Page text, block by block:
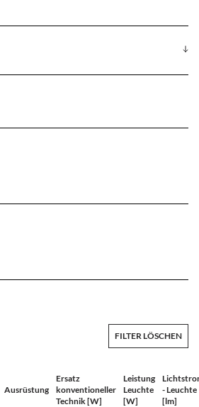
FILTER LÖSCHEN
Ausrüstung
Ersatz
konventioneller
Technik [W]
Leistung
Leuchte
[W]
- Leuchte
[lm]